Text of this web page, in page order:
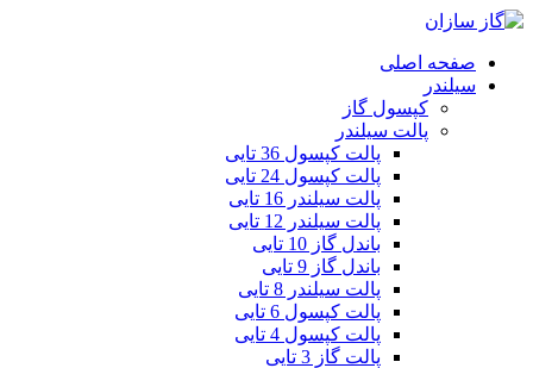
صفحه اصلی
سیلندر
کپسول گاز
پالت سیلندر
پالت کپسول 36 تایی
پالت کپسول 24 تایی
پالت سیلندر 16 تایی
پالت سیلندر 12 تایی
باندل گاز 10 تایی
باندل گاز 9 تایی
پالت سیلندر 8 تایی
پالت کپسول 6 تایی
پالت کپسول 4 تایی
پالت گاز 3 تایی